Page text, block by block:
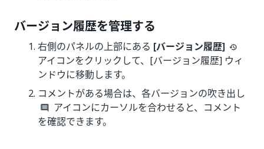
バージョン履歴を管理する
右側のパネルの上部にある [バージョン履歴]
アイコンをクリックして、[バージョン履歴] ウィ
ンドウに移動します。
コメントがある場合は、各バージョンの吹き出し
アイコンにカーソルを合わせると、コメント
を確認できます。